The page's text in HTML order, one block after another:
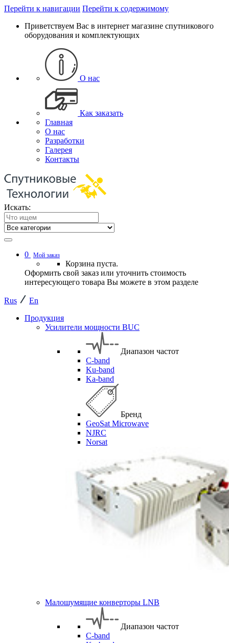
Перейти к навигации Перейти к содержимому
Приветствуем Вас в интернет магазине спутникового
оборудования и комплектующих
О нас
Как заказать
Главная
О нас
Разработки
Галерея
Контакты
Искать:
0 Мой заказ
Корзина пуста.
Оформить свой заказ или уточнить стоимость
интересующего товара Вы можете в этом разделе
Rus
En
Продукция
Усилители мощности BUC
Диапазон частот
C-band
Ku-band
Ka-band
Бренд
GeoSat Microwave
NJRC
Norsat
Малошумящие конверторы LNB
Диапазон частот
C-band